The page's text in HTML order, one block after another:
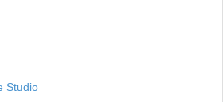
Studio